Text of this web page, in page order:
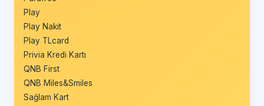
Play
Play Nakit
Play TLcard
Privia Kredi Kartı
QNB First
QNB Miles&Smiles
Sağlam Kart